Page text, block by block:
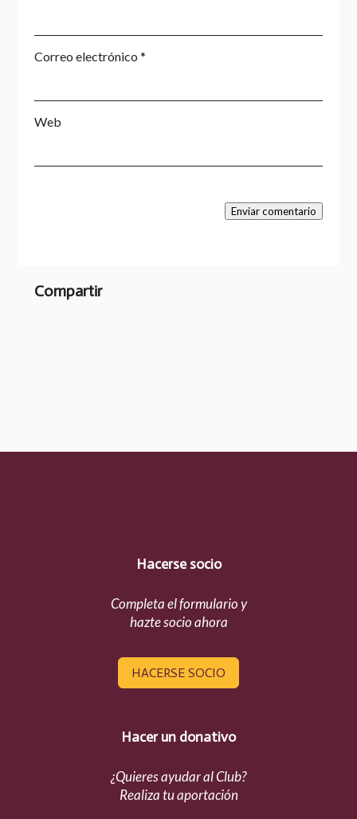
Correo electrónico *
Web
Enviar comentario
Compartir
Hacerse socio
Completa el formulario y
hazte socio ahora
HACERSE SOCIO
Hacer un donativo
¿Quieres ayudar al Club?
Realiza tu aportación